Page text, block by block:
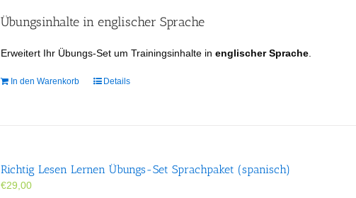
Übungsinhalte in englischer Sprache
Erweitert Ihr Übungs-Set um Trainingsinhalte inenglischer Sprache
In den Warenkorb Details
Richtig Lesen Lernen Übungs-Set Sprachpaket (spanisch)
€29,00